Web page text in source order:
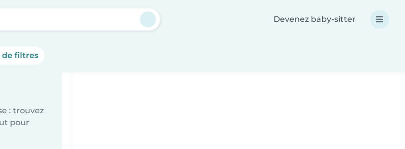
Devenez baby-sitter
de filtres
: trouvez
pour